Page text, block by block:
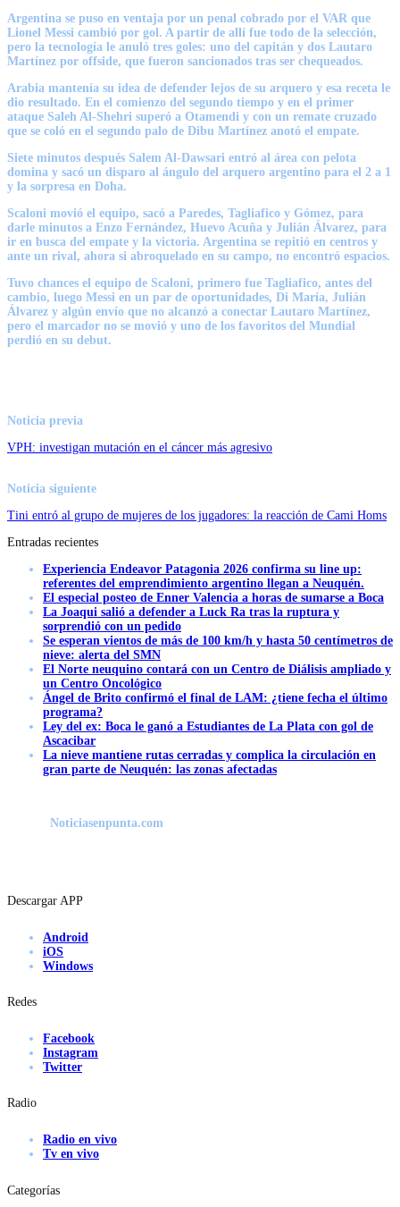
Argentina se puso en ventaja por un penal cobrado por el VAR que
Lionel Messi cambió por gol. A partir de allí fue todo de la selección,
pero la tecnología le anuló tres goles: uno del capitán y dos Lautaro
Martínez por offside, que fueron sancionados tras ser chequeados.
Arabia mantenía su idea de defender lejos de su arquero y esa receta le
dio resultado. En el comienzo del segundo tiempo y en el primer
ataque Saleh Al-Shehri superó a Otamendi y con un remate cruzado
que se coló en el segundo palo de Dibu Martínez anotó el empate.
Siete minutos después Salem Al-Dawsari entró al área con pelota
domina y sacó un disparo al ángulo del arquero argentino para el 2 a 1
y la sorpresa en Doha.
Scaloni movió el equipo, sacó a Paredes, Tagliafico y Gómez, para
darle minutos a Enzo Fernández, Huevo Acuña y Julián Álvarez, para
ir en busca del empate y la victoria. Argentina se repitió en centros y
ante un rival, ahora si abroquelado en su campo, no encontró espacios.
Tuvo chances el equipo de Scaloni, primero fue Tagliafico, antes del
cambio, luego Messi en un par de oportunidades, Di María, Julián
Álvarez y algún envío que no alcanzó a conectar Lautaro Martínez,
pero el marcador no se movió y uno de los favoritos del Mundial
perdió en su debut.
Noticia previa
VPH: investigan mutación en el cáncer más agresivo
Noticia siguiente
Tini entró al grupo de mujeres de los jugadores: la reacción de Cami Homs
Entradas recientes
Experiencia Endeavor Patagonia 2026 confirma su line up:
referentes del emprendimiento argentino llegan a Neuquén.
El especial posteo de Enner Valencia a horas de sumarse a Boca
La Joaqui salió a defender a Luck Ra tras la ruptura y
sorprendió con un pedido
Se esperan vientos de más de 100 km/h y hasta 50 centímetros de
nieve: alerta del SMN
El Norte neuquino contará con un Centro de Diálisis ampliado y
un Centro Oncológico
Ángel de Brito confirmó el final de LAM: ¿tiene fecha el último
programa?
Ley del ex: Boca le ganó a Estudiantes de La Plata con gol de
Ascacibar
La nieve mantiene rutas cerradas y complica la circulación en
gran parte de Neuquén: las zonas afectadas
Noticiasenpunta.com
Descargar APP
Android
iOS
Windows
Redes
Facebook
Instagram
Twitter
Radio
Radio en vivo
Tv en vivo
Categorías